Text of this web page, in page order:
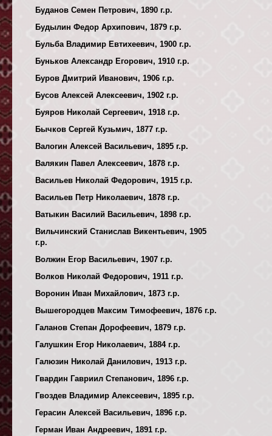
Буданов Семен Петрович, 1890 г.р.
Будылин Федор Архипович, 1879 г.р.
Бульба Владимир Евтихеевич, 1900 г.р.
Буньков Александр Егорович, 1910 г.р.
Буров Дмитрий Иванович, 1906 г.р.
Бусов Алексей Алексеевич, 1902 г.р.
Буяров Николай Сергеевич, 1918 г.р.
Бычков Сергей Кузьмич, 1877 г.р.
Валогин Алексей Васильевич, 1895 г.р.
Валякин Павел Алексеевич, 1878 г.р.
Васильев Николай Федорович, 1915 г.р.
Васильев Петр Николаевич, 1878 г.р.
Ватыкин Василий Васильевич, 1898 г.р.
Вильчинский Станислав Викентьевич, 1905
г.р.
Волжин Егор Васильевич, 1907 г.р.
Волков Николай Федорович, 1911 г.р.
Воронин Иван Михайлович, 1873 г.р.
Вышегородцев Максим Тимофеевич, 1876 г.р.
Галанов Степан Дорофеевич, 1879 г.р.
Галушкин Егор Николаевич, 1884 г.р.
Галюзин Николай Данилович, 1913 г.р.
Гвардин Гавриил Степанович, 1896 г.р.
Гвоздев Владимир Алексеевич, 1895 г.р.
Герасин Алексей Васильевич, 1896 г.р.
Герман Иван Андреевич, 1891 г.р.